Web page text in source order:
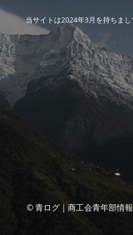
当サイトは2024年3月を持ちまし
© 青ログ｜商工会青年部情